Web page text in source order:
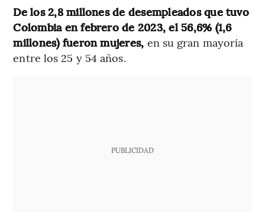
De los 2,8 millones de desempleados que tuvo
Colombia en febrero de 2023, el 56,6% (1,6
millones) fueron mujeres, en su gran mayoría
entre los 25 y 54 años.
PUBLICIDAD